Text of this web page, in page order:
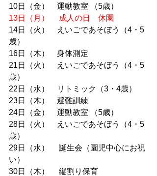
10日（金）    運動教室 （5歳）
13日（月）　 成人の日　休園
14日（火）    えいごであそぼう（4・5
歳）
16日（木）    身体測定
21日（火）    えいごであそぼう（4・5
歳）
22日（水）    リトミック（3・4歳）
23日（木）    避難訓練
24日（金）    運動教室 （5歳）
28日（火）    えいごであそぼう（4・5
歳）
29日（水）　 誕生会（園児中心にお祝
い）
30日（木）　 縦割り保育